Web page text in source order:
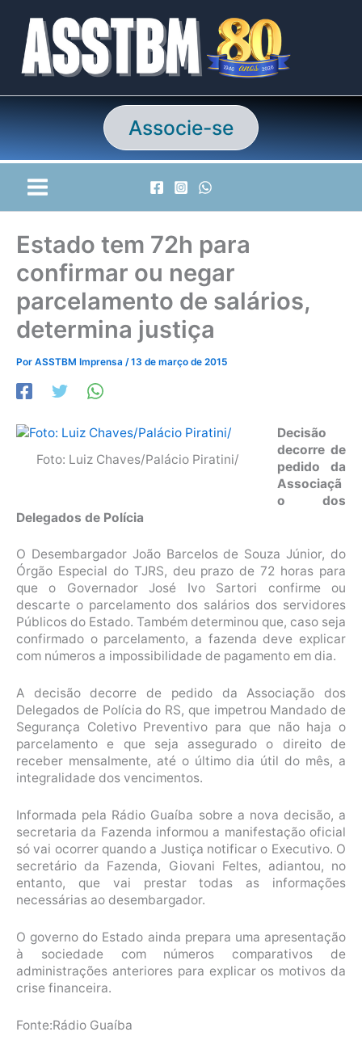
conteúdo
Associe-se
Estado tem 72h para
confirmar ou negar
parcelamento de salários,
determina justiça
Por ASSTBM Imprensa /13 de março de 2015
Foto: Luiz Chaves/Palácio Piratini/
Decisão
decorre de
pedido da
Associaçã
o dos
Delegados de Polícia
O Desembargador João Barcelos de Souza Júnior, do
Órgão Especial do TJRS, deu prazo de 72 horas para
que o Governador José Ivo Sartori confirme ou
descarte o parcelamento dos salários dos servidores
Públicos do Estado. Também determinou que, caso seja
confirmado o parcelamento, a fazenda deve explicar
com números a impossibilidade de pagamento em dia.
A decisão decorre de pedido da Associação dos
Delegados de Polícia do RS, que impetrou Mandado de
Segurança Coletivo Preventivo para que não haja o
parcelamento e que seja assegurado o direito de
receber mensalmente, até o último dia útil do mês, a
integralidade dos vencimentos.
Informada pela Rádio Guaíba sobre a nova decisão, a
secretaria da Fazenda informou a manifestação oficial
só vai ocorrer quando a Justiça notificar o Executivo. O
secretário da Fazenda, Giovani Feltes, adiantou, no
entanto, que vai prestar todas as informações
necessárias ao desembargador.
O governo do Estado ainda prepara uma apresentação
à sociedade com números comparativos de
administrações anteriores para explicar os motivos da
crise financeira.
Fonte:Rádio Guaíba